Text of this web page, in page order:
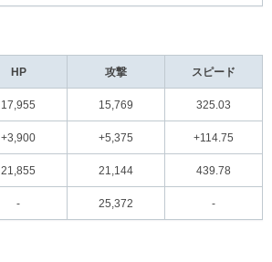
HP 攻撃 スピード
17,955 15,769 325.03
+3,900 +5,375 +114.75
21,855 21,144 439.78
- 25,372 -